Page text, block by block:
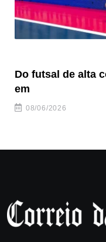
Do futsal de alta
em
08/06/2026